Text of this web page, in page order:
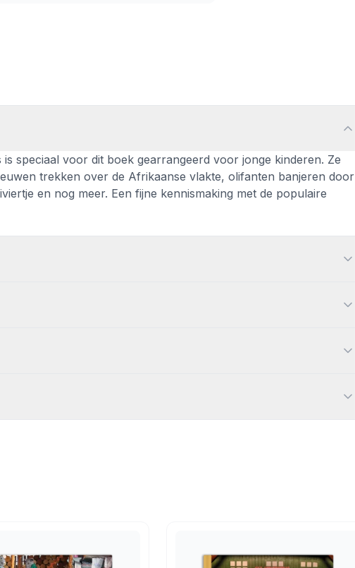
speciaal voor dit boek gearrangeerd voor jonge kinderen. Ze
trekken over de Afrikaanse vlakte, olifanten banjeren door
en nog meer. Een fijne kennismaking met de populaire